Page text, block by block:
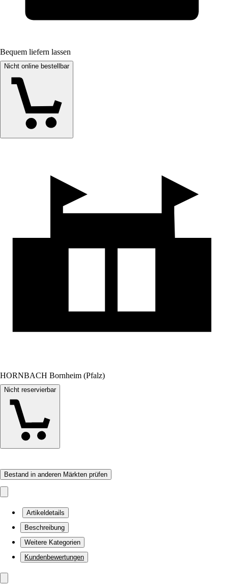
Bequem liefern lassen
Nicht online bestellbar
HORNBACH Bornheim (Pfalz)
Nicht reservierbar
Bestand in anderen Märkten prüfen
Artikeldetails
Beschreibung
Weitere Kategorien
Kundenbewertungen